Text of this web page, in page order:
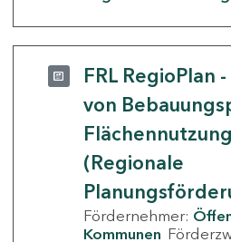
FRL RegioPlan
von
(Regionale
Fördernehmer:
Kommunen